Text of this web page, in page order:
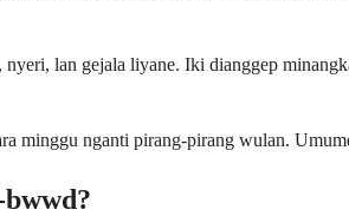
lan gejala liyane. Iki dianggep
minggu nganti pirang-pirang wulan.